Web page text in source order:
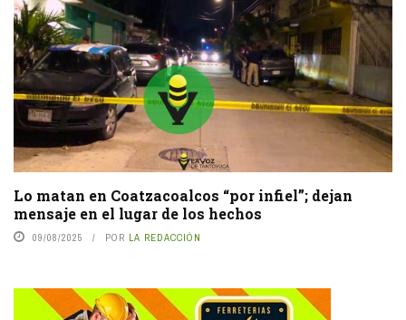
Lo matan en Coatzacoalcos “por infiel”; dejan
mensaje en el lugar de los hechos
09/08/2025 POR LA REDACCIÓN